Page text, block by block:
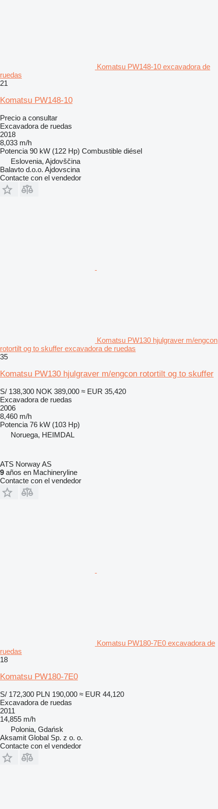
Komatsu PW148-10 excavadora de
ruedas
21
Komatsu PW148-10
Precio a consultar
Excavadora de ruedas
2018
8,033 m/h
Potencia 90 kW (122 Hp) Combustible diésel
Eslovenia, Ajdovščina
Balavto d.o.o. Ajdovscina
Contacte con el vendedor
Komatsu PW130 hjulgraver m/engcon
rotortilt og to skuffer excavadora de ruedas
35
Komatsu PW130 hjulgraver m/engcon rotortilt og to skuffer
S/ 138,300 NOK 389,000 ≈ EUR 35,420
Excavadora de ruedas
2006
8,460 m/h
Potencia 76 kW (103 Hp)
Noruega, HEIMDAL
ATS Norway AS
9 años en Machineryline
Contacte con el vendedor
Komatsu PW180-7E0 excavadora de
ruedas
18
Komatsu PW180-7E0
S/ 172,300 PLN 190,000 ≈ EUR 44,120
Excavadora de ruedas
2011
14,855 m/h
Polonia, Gdańsk
Aksamit Global Sp. z o. o.
Contacte con el vendedor